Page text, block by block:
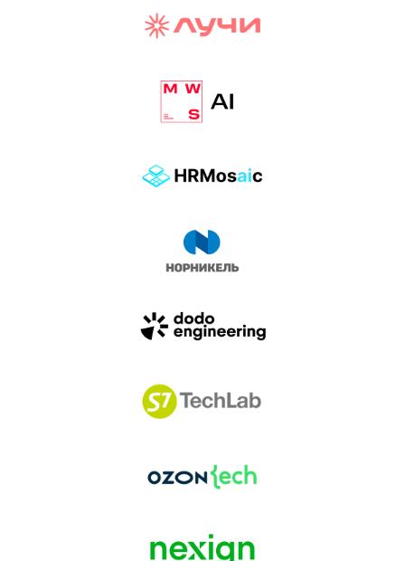
к построению бизнеса и созданию технологий под
Доклады, дискуссия и битва AI-агентов — 25 июня
ТРЕК «AI-NATIVE»
И БИТВА АГЕНТОВ
УЗНАТЬ БОЛЬШЕ